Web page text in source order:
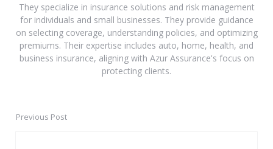
They specialize in insurance solutions and risk management
for individuals and small businesses. They provide guidance
on selecting coverage, understanding policies, and optimizing
premiums. Their expertise includes auto, home, health, and
business insurance, aligning with Azur Assurance's focus on
protecting clients.
PostPrevious Post